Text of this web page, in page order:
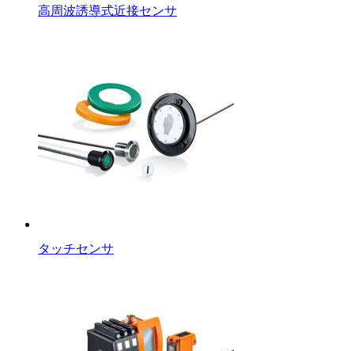
高周波誘導式近接センサ
タッチセンサ